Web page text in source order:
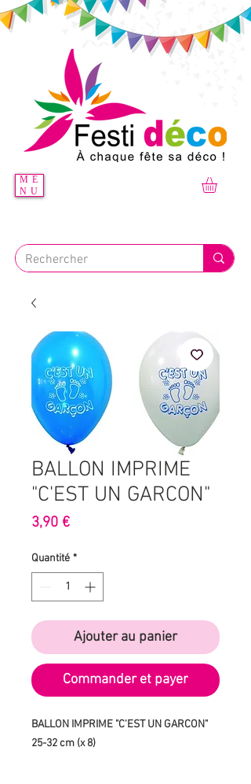
ME
NU
BALLON IMPRIME
"C'EST UN GARCON"
3,90 €Prix
Quantité *
Ajouter au panier
Commander et payer
BALLON IMPRIME "C'EST UN GARCON"
25-32 cm (x 8)